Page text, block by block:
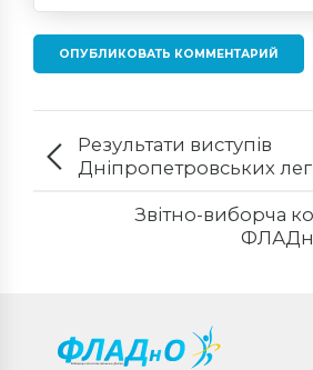
ОПУБЛИКОВАТЬ КОММЕНТАРИЙ
Результати виступів
Дніпропетровських
30.10.2021, Ужгород!
Звітно-виборча